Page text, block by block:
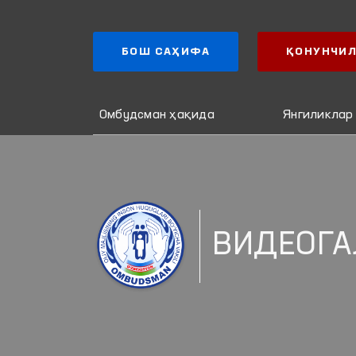
БОШ САҲИФА
Омбудсман ҳақида Янгиликлар